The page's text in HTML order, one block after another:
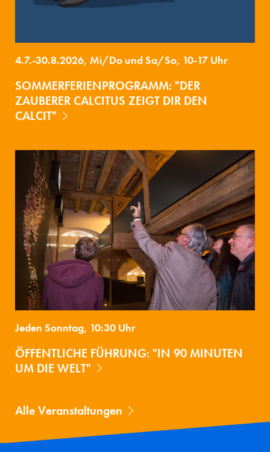
4.7.-30.8.2026, Mi/Do und Sa/So, 10-17 Uhr
SOMMERFERIENPROGRAMM: "DER
ZAUBERER CALCITUS ZEIGT DIR DEN
CALCIT"
Jeden Sonntag, 10:30 Uhr
ÖFFENTLICHE FÜHRUNG: "IN 90 MINUTEN
UM DIE WELT"
Alle Veranstaltungen